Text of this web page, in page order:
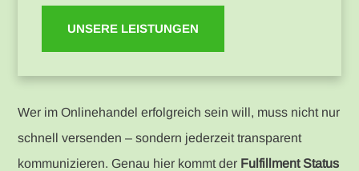
UNSERE LEISTUNGEN
Wer im Onlinehandel erfolgreich sein will, muss nicht nur
schnell versenden – sondern jederzeit transparent
kommunizieren. Genau hier kommt der Fulfillment Status